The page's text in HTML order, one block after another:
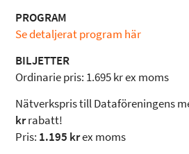
PROGRAM
Se detaljerat program här
BILJETTER
Ordinarie pris: 1.695 kr ex moms
Nätverkspris till Dataföreningens
krrabatt!
Pris: 1.195 krex moms